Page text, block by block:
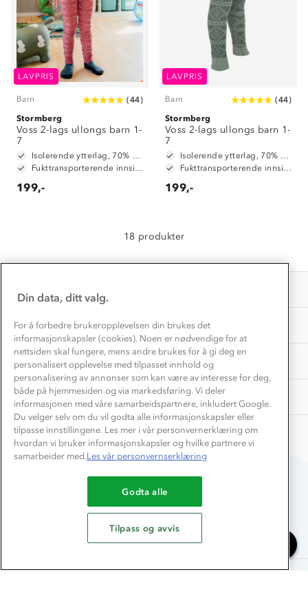
LAVPRIS
Barn (44)
Stormberg
Voss 2-lags ullongs barn 1-
7
Isolerende ytterlag, 70% merinoull / 30% polyester
Fukttransporterende innside, 100% polyester
199,-
LAVPRIS
Barn (44)
Stormberg
Voss 2-lags ullongs barn 1-
7
Isolerende ytterlag, 70% merinoull / 30% polyester
Fukttransporterende innside, 100% polyester
199,-
18 produkter
Kontakt oss
Konkurransevinnere
Kundeklubb
OM OSS
Om Stormberg
Verdigrunnlag
Etisk handel
Dyreetikk
1% til samfunnet
TIPS OG RÅD
Trelagsprinsippet barn
Alt du trenger til Norgesferien
Dette trenger du til barnehagen
Gravidklær
EL-retur
Store størrelser
Turmat oppskrifter
Beredskap
AKTIVITETER
Få turinspirasjon og tips her⛰
Storms turtips🐿️
Leirskole 🥾
Barnehageansatt
Tips til hyttetur
Du betaler enkelt med
Din data, ditt valg.
For å forbedre brukeropplevelsen din brukes det
informasjonskapsler (cookies). Noen er nødvendige for at
nettsiden skal fungere, mens andre brukes for å gi deg en
personalisert opplevelse med tilpasset innhold og
personalisering av annonser som kan være av interesse for deg,
både på hjemmesiden og via markedsføring. Vi deler
informasjonen med våre samarbeidspartnere, inkludert Google.
Du velger selv om du vil godta alle informasjonskapsler eller
tilpasse innstillingene. Les mer i vår personvernerklæring om
hvordan vi bruker informasjonskapsler og hvilke partnere vi
samarbeider med.Les vår personvernserklæring
Godta alle
Tilpass og avvis